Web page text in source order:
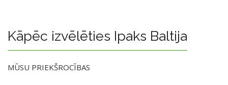
Kāpēc izvēlēties Ipaks Baltija
MŪSU PRIEKŠROCĪBAS